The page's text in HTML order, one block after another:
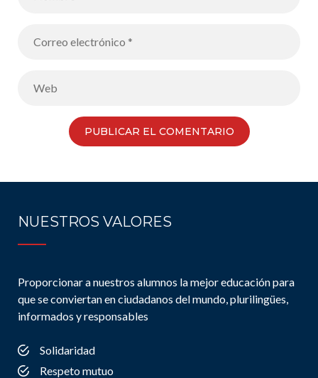
NUESTROS VALORES
Proporcionar a nuestros alumnos la mejor educación para
que se conviertan en ciudadanos del mundo, plurilingües,
informados y responsables
Solidaridad
Respeto mutuo